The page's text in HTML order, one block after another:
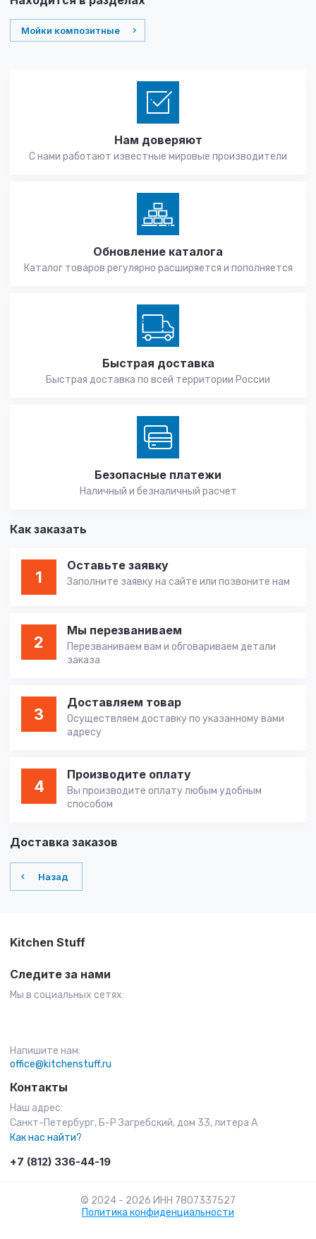
Мойки композитные
Нам доверяют
С нами работают известные мировые производители
Обновление каталога
Каталог товаров регулярно расширяется и пополняется
Быстрая доставка
Быстрая доставка по всей территории России
Безопасные платежи
Наличный и безналичный расчет
Как заказать
1
Оставьте заявку
Заполните заявку на сайте или позвоните нам
2
Мы перезваниваем
Перезваниваем вам и обговариваем детали
заказа
3
Доставляем товар
Осуществляем доставку по указанному вами
адресу
4
Производите оплату
Вы производите оплату любым удобным
способом
Доставка заказов
Назад
Kitchen Stuff
Следите за нами
Мы в социальных сетях:
Напишите нам:
office@kitchenstuff.ru
Контакты
Наш адрес:
Санкт-Петербург, Б-Р Загребский, дом 33, литера А
Как нас найти?
+7 (812) 336-44-19
© 2024 - 2026 ИНН 7807337527
Политика конфиденциальности